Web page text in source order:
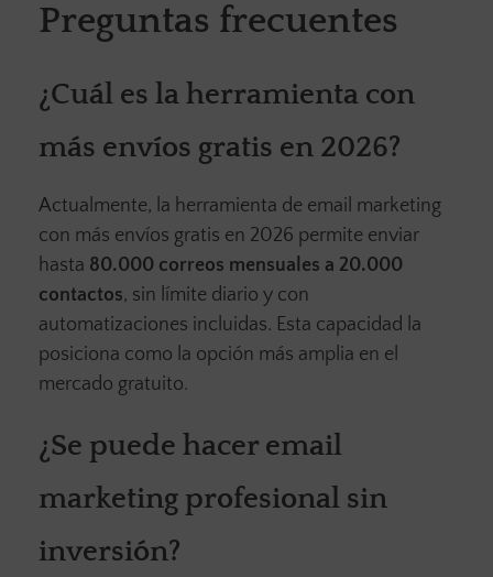
Preguntas frecuentes
¿Cuál es la herramienta con
más envíos gratis en 2026?
Actualmente, la herramienta de email marketing
con más envíos gratis en 2026 permite enviar
hasta 80.000 correos mensuales a 20.000
contactos, sin límite diario y con
automatizaciones incluidas. Esta capacidad la
posiciona como la opción más amplia en el
mercado gratuito.
¿Se puede hacer email
marketing profesional sin
inversión?